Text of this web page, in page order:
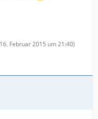
16. Februar 2015 um 21:40)